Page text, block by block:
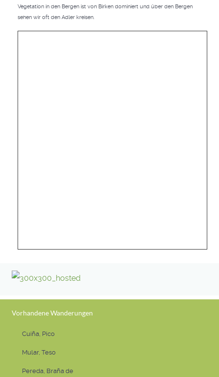
Vegetation in den Bergen ist von Birken dominiert und über den Bergen
sehen wir oft den Adler kreisen.
Vorhandene Wanderungen
Cuiña, Pico
Mular, Teso
Pereda, Braña de